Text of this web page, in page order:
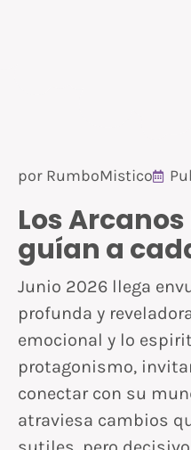
por RumboMistico
Los
guían a
Junio 2026 llega
profunda y
emocional y lo
protagonismo,
conectar con su
atraviesa cambios